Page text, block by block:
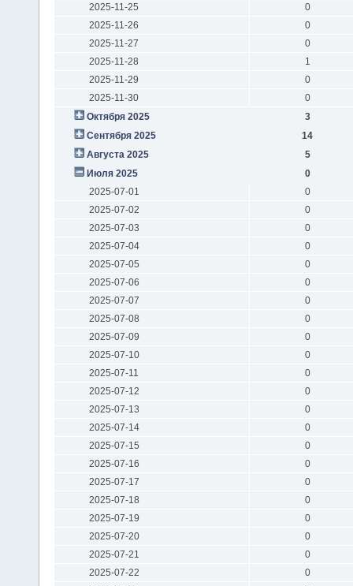
2025-11-25
0
2025-11-26
0
2025-11-27
0
2025-11-28
1
2025-11-29
0
2025-11-30
0
Октября 2025
3
Сентября 2025
14
Августа 2025
5
Июля 2025
0
2025-07-01
0
2025-07-02
0
2025-07-03
0
2025-07-04
0
2025-07-05
0
2025-07-06
0
2025-07-07
0
2025-07-08
0
2025-07-09
0
2025-07-10
0
2025-07-11
0
2025-07-12
0
2025-07-13
0
2025-07-14
0
2025-07-15
0
2025-07-16
0
2025-07-17
0
2025-07-18
0
2025-07-19
0
2025-07-20
0
2025-07-21
0
2025-07-22
0